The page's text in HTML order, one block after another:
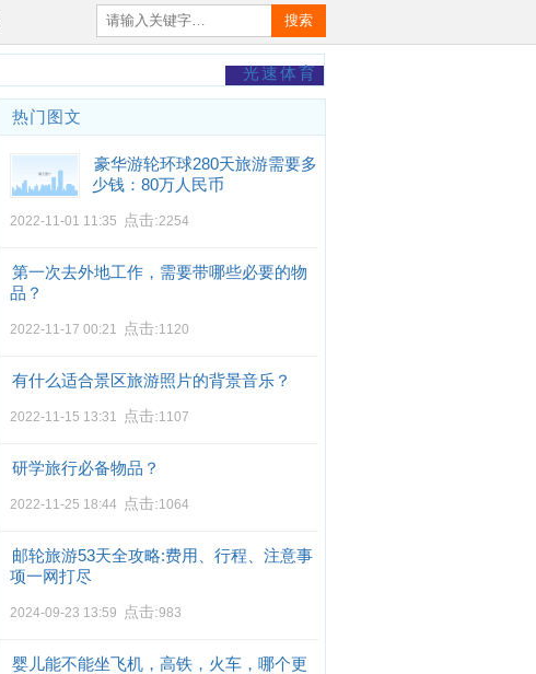
搜索
光速体育
热门图文
豪华游轮环球280天旅游需要多
少钱：80万人民币
2022-11-01 11:35 点击:2254
第一次去外地工作，需要带哪些必要的物
品？
2022-11-17 00:21 点击:1120
有什么适合景区旅游照片的背景音乐？
2022-11-15 13:31 点击:1107
研学旅行必备物品？
2022-11-25 18:44 点击:1064
邮轮旅游53天全攻略:费用、行程、注意事
项一网打尽
2024-09-23 13:59 点击:983
婴儿能不能坐飞机，高铁，火车，哪个更